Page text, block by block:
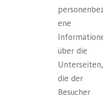
ene
über die
Unterseiten,
die der
Besucher